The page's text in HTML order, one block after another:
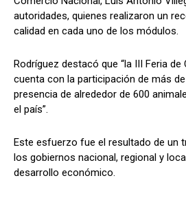
autoridades, quienes realizaron un
calidad en cada uno de los módulos.
Rodríguez destacó que “la III Feria
cuenta con la participación de más
presencia de alrededor de 600
el país”.
Este esfuerzo fue el resultado de un
los gobiernos nacional, regional y
desarrollo económico.